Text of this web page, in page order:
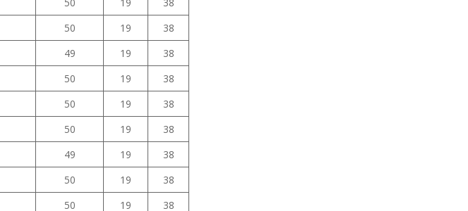
50 19
38
49 19
38
50 19
38
50 19
38
50 19
38
49 19
38
50 19
38
50 19
38